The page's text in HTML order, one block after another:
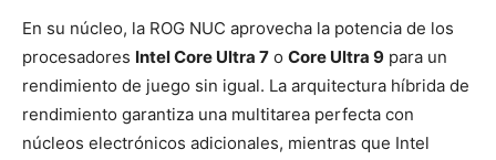
En su núcleo, la ROG NUC aprovecha la potencia de los
procesadores Intel Core Ultra 7 o Core Ultra 9 para un
rendimiento de juego sin igual. La arquitectura híbrida de
rendimiento garantiza una multitarea perfecta con
núcleos electrónicos adicionales, mientras que Intel